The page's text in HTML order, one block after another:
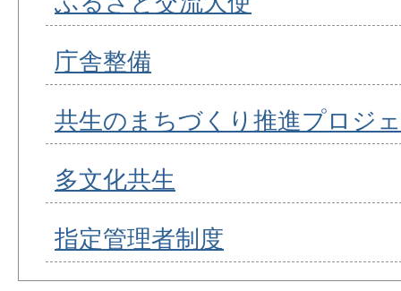
庁舎整備
共生のまちづくり推進プロジ
多文化共生
指定管理者制度